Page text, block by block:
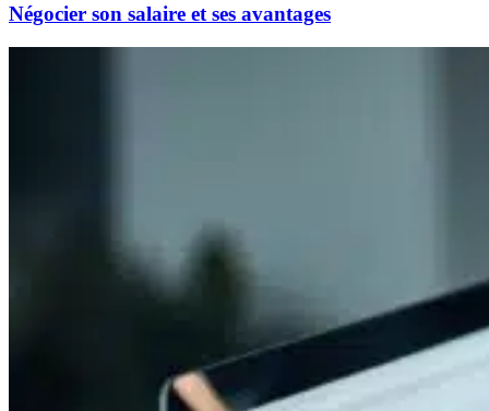
Négocier son salaire et ses avantages